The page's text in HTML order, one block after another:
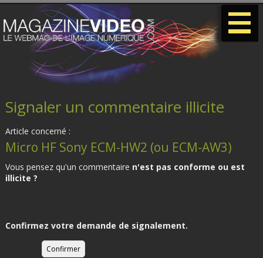
Signaler un commentaire illicite
Article concerné :
Micro HF Sony ECM-HW2 (ou ECM-AW3)
Vous pensez qu'un commentaire n'est pas conforme ou est
illicite ?
Confirmez votre demande de signalement.
-
-
-